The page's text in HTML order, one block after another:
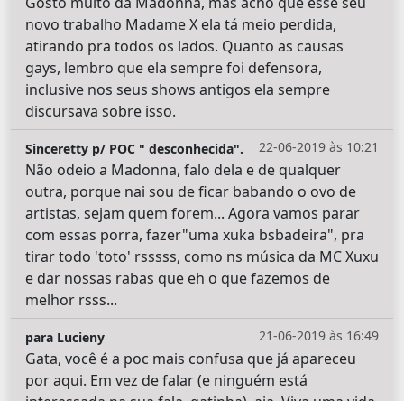
novo trabalho Madame X ela tá meio perdida,
atirando pra todos os lados. Quanto as causas
gays, lembro que ela sempre foi defensora,
inclusive nos seus shows antigos ela sempre
discursava sobre isso.
22-06-2019 às 10:21
Sinceretty p/ POC " desconhecida".
Não odeio a Madonna, falo dela e de qualquer
outra, porque nai sou de ficar babando o ovo de
artistas, sejam quem forem... Agora vamos parar
com essas porra, fazer"uma xuka bsbadeira", pra
tirar todo 'toto' rsssss, como ns música da MC Xuxu
e dar nossas rabas que eh o que fazemos de
melhor rsss...
21-06-2019 às 16:49
para Lucieny
Gata, você é a poc mais confusa que já apareceu
por aqui. Em vez de falar (e ninguém está